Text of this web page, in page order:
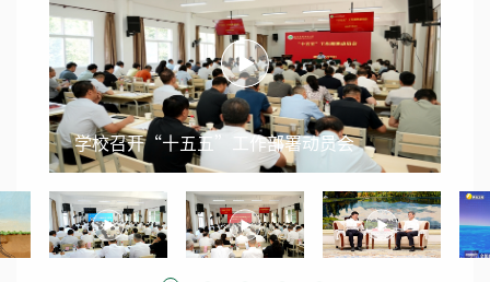
学校召开“十五五”工作部署动员会